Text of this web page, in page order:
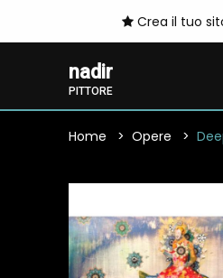
Crea il tuo
nadir
PITTORE
Home Opere